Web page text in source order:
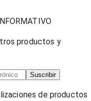
productos y
Suscribir
de productos